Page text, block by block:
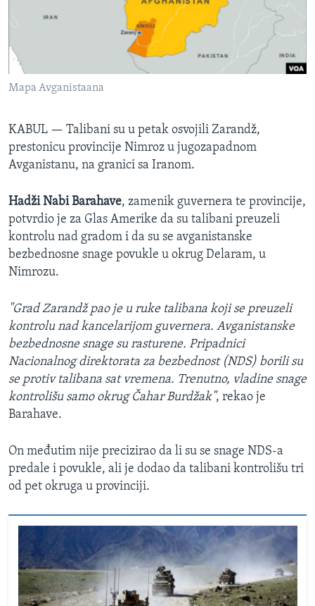
SPORT
Mapa Avganistaana
KABUL — Talibani su u petak osvojili Zarandž,
prestonicu provincije Nimroz u jugozapadnom
Avganistanu, na granici sa Iranom.
Hadži Nabi Barahave, zamenik guvernera te provincije,
potvrdio je za Glas Amerike da su talibani preuzeli
kontrolu nad gradom i da su se avganistanske
bezbednosne snage povukle u okrug Delaram, u
Nimrozu.
"Grad Zarandž pao je u ruke talibana koji se preuzeli
kontrolu nad kancelarijom guvernera. Avganistanske
bezbednosne snage su rasturene. Pripadnici
Nacionalnog direktorata za bezbednost (NDS) borili su
se protiv talibana sat vremena. Trenutno, vladine snage
kontrolišu samo okrug Čahar Burdžak", rekao je
Barahave.
On međutim nije precizirao da li su se snage NDS-a
predale i povukle, ali je dodao da talibani kontrolišu tri
od pet okruga u provinciji.